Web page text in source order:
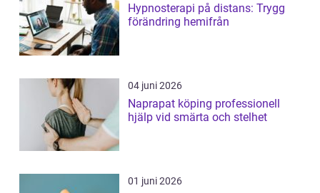
Hypnosterapi på distans: Trygg
förändring hemifrån
04 juni 2026
Naprapat köping professionell
hjälp vid smärta och stelhet
01 juni 2026